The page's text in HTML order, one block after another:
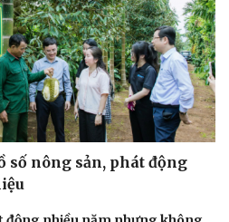
số nông sản, phát động